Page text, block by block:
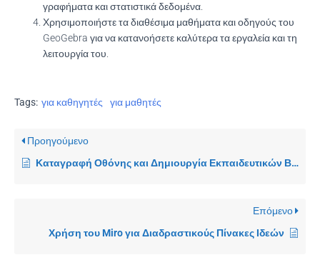
γραφήματα και στατιστικά δεδομένα.
Χρησιμοποιήστε τα διαθέσιμα μαθήματα και οδηγούς του
GeoGebra για να κατανοήσετε καλύτερα τα εργαλεία και τη
λειτουργία του.
Tags: για καθηγητές για μαθητές
Προηγούμενο
Καταγραφή Οθόνης και Δημιουργία Εκπαιδευτικών Βίντεο με το OBS Studio
Επόμενο
Χρήση του Miro για Διαδραστικούς Πίνακες Ιδεών